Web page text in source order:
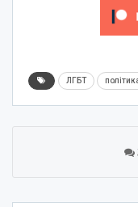
ЛГБТ